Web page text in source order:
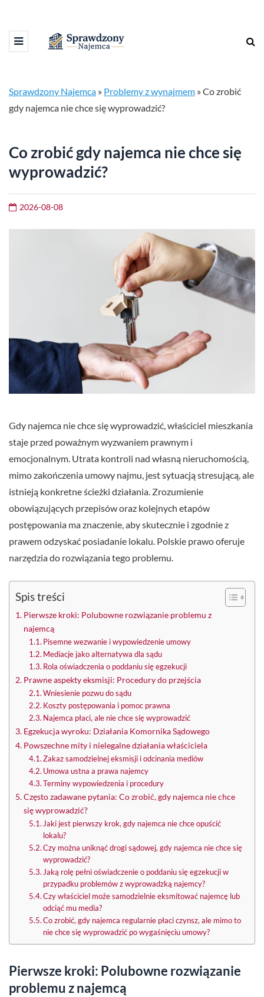
Sprawdzony Najemca » Problemy z wynajmem »Co zrobić
gdy najemca nie chce się wyprowadzić?
Co zrobić gdy najemca nie chce się
wyprowadzić?
2026-08-08
Gdy najemca nie chce się wyprowadzić, właściciel mieszkania
staje przed poważnym wyzwaniem prawnym i
emocjonalnym. Utrata kontroli nad własną nieruchomością,
mimo zakończenia umowy najmu, jest sytuacją stresującą, ale
istnieją konkretne ścieżki działania. Zrozumienie
obowiązujących przepisów oraz kolejnych etapów
postępowania ma znaczenie, aby skutecznie i zgodnie z
prawem odzyskać posiadanie lokalu. Polskie prawo oferuje
narzędzia do rozwiązania tego problemu.
Spis treści
Pierwsze kroki: Polubowne rozwiązanie problemu z
najemcą
Pisemne wezwanie i wypowiedzenie umowy
Mediacje jako alternatywa dla sądu
Rola oświadczenia o poddaniu się egzekucji
Prawne aspekty eksmisji: Procedury do przejścia
Wniesienie pozwu do sądu
Koszty postępowania i pomoc prawna
Najemca płaci, ale nie chce się wyprowadzić
Egzekucja wyroku: Działania Komornika Sądowego
Powszechne mity i nielegalne działania właściciela
Zakaz samodzielnej eksmisji i odcinania mediów
Umowa ustna a prawa najemcy
Terminy wypowiedzenia i procedury
Często zadawane pytania: Co zrobić, gdy najemca nie chce
się wyprowadzić?
Jaki jest pierwszy krok, gdy najemca nie chce opuścić
lokalu?
Czy można uniknąć drogi sądowej, gdy najemca nie chce się
wyprowadzić?
Jaką rolę pełni oświadczenie o poddaniu się egzekucji w
przypadku problemów z wyprowadzką najemcy?
Czy właściciel może samodzielnie eksmitować najemcę lub
odciąć mu media?
Co zrobić, gdy najemca regularnie płaci czynsz, ale mimo to
nie chce się wyprowadzić po wygaśnięciu umowy?
Pierwsze kroki: Polubowne rozwiązanie
problemu z najemcą